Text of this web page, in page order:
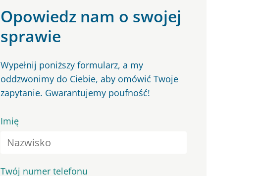
Opowiedz nam o swojej
sprawie
Wypełnij poniższy formularz, a my
oddzwonimy do Ciebie, aby omówić Twoje
zapytanie. Gwarantujemy poufność!
Imię
Twój numer telefonu